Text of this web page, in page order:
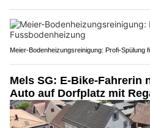
Meier-Bodenheizungsreinigung: Profi-Spülung
Mels SG: E-Bike-Fahrerin
Auto auf Dorfplatz mit